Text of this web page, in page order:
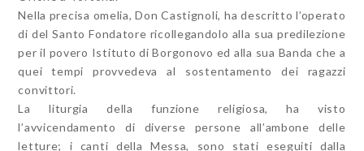
Nella precisa omelia, Don Castignoli, ha descritto l’operato
di del Santo Fondatore ricollegandolo alla sua predilezione
per il povero Istituto di Borgonovo ed alla sua Banda che a
quei tempi provvedeva al sostentamento dei ragazzi
convittori.
La liturgia della funzione religiosa, ha visto
l’avvicendamento di diverse persone all’ambone delle
letture; i canti della Messa, sono stati eseguiti dalla